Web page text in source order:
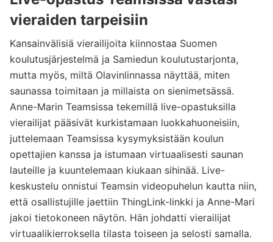
vieraiden tarpeisiin
Kansainvälisiä vierailijoita kiinnostaa Suomen
koulutusjärjestelmä ja Samiedun koulutustarjonta,
mutta myös, miltä Olavinlinnassa näyttää, miten
saunassa toimitaan ja millaista on sienimetsässä.
Anne-Marin Teamsissa tekemillä live-opastuksilla
vierailijat pääsivät kurkistamaan luokkahuoneisiin,
juttelemaan Teamsissa kysymyksistään koulun
opettajien kanssa ja istumaan virtuaalisesti saunan
lauteille ja kuuntelemaan kiukaan sihinää. Live-
keskustelu onnistui Teamsin videopuhelun kautta niin,
että osallistujille jaettiin ThingLink-linkki ja Anne-Mari
jakoi tietokoneen näytön. Hän johdatti vierailijat
virtuaalikierroksella tilasta toiseen ja selosti samalla.